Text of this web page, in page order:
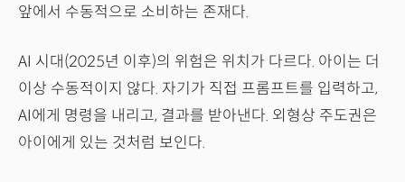
앞에서 수동적으로 소비하는 존재다.
AI 시대(2025년 이후)의 위험은 위치가 다르다. 아이는 더
이상 수동적이지 않다. 자기가 직접 프롬프트를 입력하고,
AI에게 명령을 내리고, 결과를 받아낸다. 외형상 주도권은
아이에게 있는 것처럼 보인다.